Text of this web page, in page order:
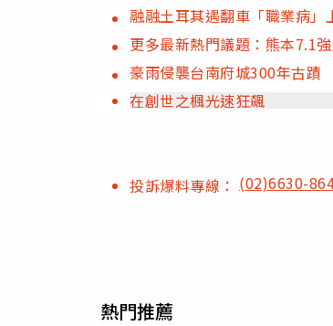
融融土耳其遇翻車「職業病
更多最新熱門議題：熊本7.1
豪雨侵襲台南府城300年古
在創世之楓光速狂飆
投訴爆料專線： (02)6630-
熱門推薦